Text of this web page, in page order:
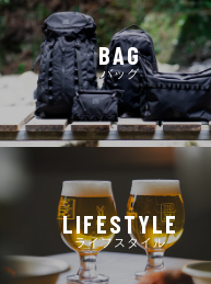
BAG
バッグ
LIFESTYLE
ライフスタイル